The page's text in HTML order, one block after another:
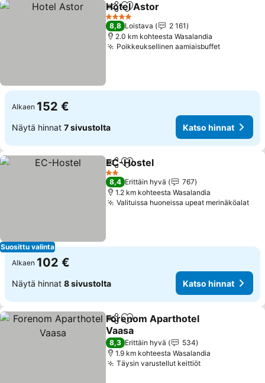
Jaa Lisää suosikkeihin
Hotel Astor
4 Tähtiluokitus
8,8 Loistava
2 161
2.0 km kohteesta Wasalandia
Poikkeuksellinen aamiaisbuffet
Alkaen 152 €
Näytä hinnat 7 sivustolta Katso hinnat
Suosittu valinta
Jaa Lisää suosikkeihin
EC-Hostel
2 Tähtiluokitus
8,4 Erittäin hyvä
767
1.2 km kohteesta Wasalandia
Valituissa huoneissa upeat merinäköalat
Alkaen 102 €
Näytä hinnat 8 sivustolta Katso hinnat
Jaa Lisää suosikkeihin
Forenom Aparthotel
Vaasa
8,3 Erittäin hyvä
534
1.9 km kohteesta Wasalandia
Täysin varustellut keittiöt